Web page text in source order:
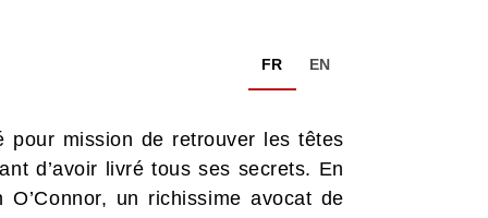
FR EN
pour mission de retrouver les têtes
d’avoir livré tous ses secrets. En
un richissime avocat de